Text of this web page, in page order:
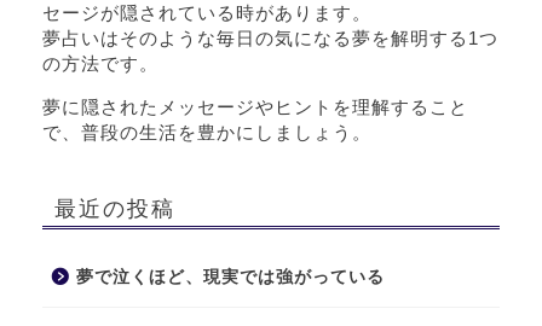
セージが隠されている時があります。
夢占いはそのような毎日の気になる夢を解明する1つ
の方法です。
夢に隠されたメッセージやヒントを理解すること
で、普段の生活を豊かにしましょう。
最近の投稿
夢で泣くほど、現実では強がっている